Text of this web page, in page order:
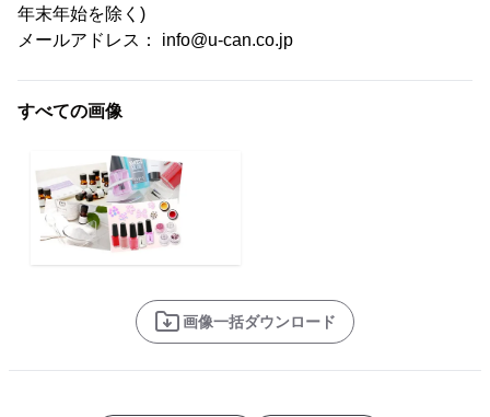
年末年始を除く)
メールアドレス： info@u-can.co.jp
すべての画像
画像一括ダウンロード